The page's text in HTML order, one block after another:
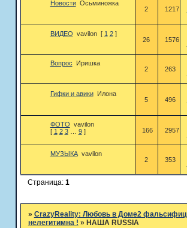
Новости Осьминожка
2
1217
ВИДЕО vavilon [ 1 2 ]
26
1576
Вопрос
Иришка
2
263
Гифки и авики
Илона
5
496
ФОТО vavilon
[ 1 2 3 9 ] 166 2957
МУЗЫКА vavilon
2
353
Страница: 1
» CrazyReality: Любовь в Доме2
нелегитимна ! » НАША RUSSIA